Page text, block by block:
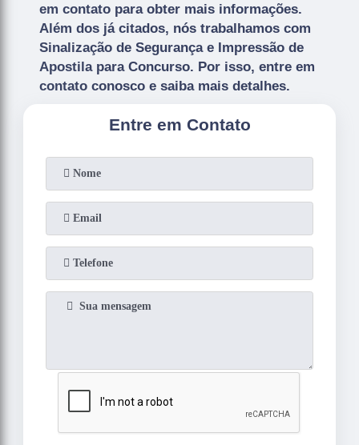
em contato para obter mais informações.
Além dos já citados, nós trabalhamos com
Sinalização de Segurança e Impressão de
Apostila para Concurso. Por isso, entre em
contato conosco e saiba mais detalhes.
Entre em Contato